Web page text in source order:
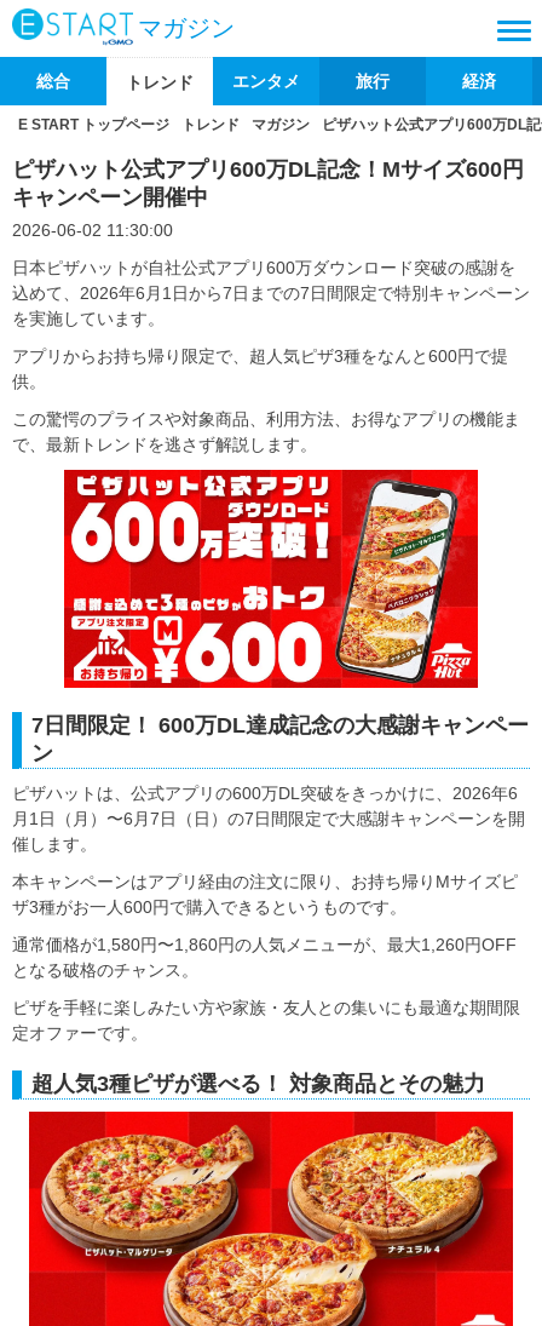
マガジン
総合 トレンド エンタメ 旅行 経済
E START トップページ トレンド マガジン ピザハット公式アプリ600万DL
ピザハット公式アプリ600万DL記念！Mサイズ600円
キャンペーン開催中
2026-06-02 11:30:00
日本ピザハットが自社公式アプリ600万ダウンロード突破の感謝を
込めて、2026年6月1日から7日までの7日間限定で特別キャンペーン
を実施しています。
アプリからお持ち帰り限定で、超人気ピザ3種をなんと600円で提
供。
この驚愕のプライスや対象商品、利用方法、お得なアプリの機能ま
で、最新トレンドを逃さず解説します。
7日間限定！ 600万DL達成記念の大感謝キャンペー
ン
ピザハットは、公式アプリの600万DL突破をきっかけに、2026年6
月1日（月）〜6月7日（日）の7日間限定で大感謝キャンペーンを開
催します。
本キャンペーンはアプリ経由の注文に限り、お持ち帰りMサイズピ
ザ3種がお一人600円で購入できるというものです。
通常価格が1,580円〜1,860円の人気メニューが、最大1,260円OFF
となる破格のチャンス。
ピザを手軽に楽しみたい方や家族・友人との集いにも最適な期間限
定オファーです。
超人気3種ピザが選べる！ 対象商品とその魅力